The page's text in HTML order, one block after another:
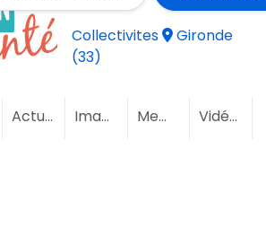
Collectivites
Gironde
(33)
Actualités Images Membres (2)Vidéos